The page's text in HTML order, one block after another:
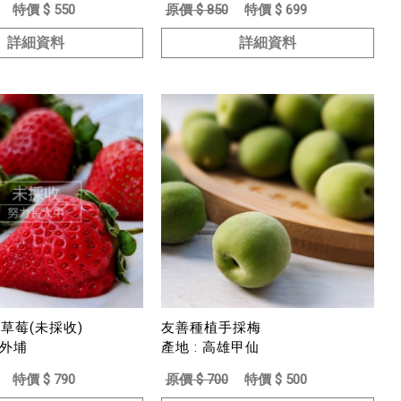
特價 $ 550
詳細資料
原價 $ 850 特價 $ 699
詳細資料
莓(未採收)
埔
特價 $ 790
友善種植手採梅
產地 : 高雄甲仙
原價 $ 700
特價 $ 500